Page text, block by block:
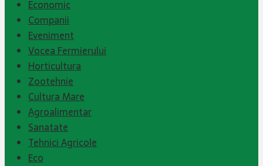
Economic
Companii
Eveniment
Vocea Fermierului
Horticultura
Zootehnie
Cultura Mare
Agroalimentar
Sanatate
Tehnici Agricole
Eco